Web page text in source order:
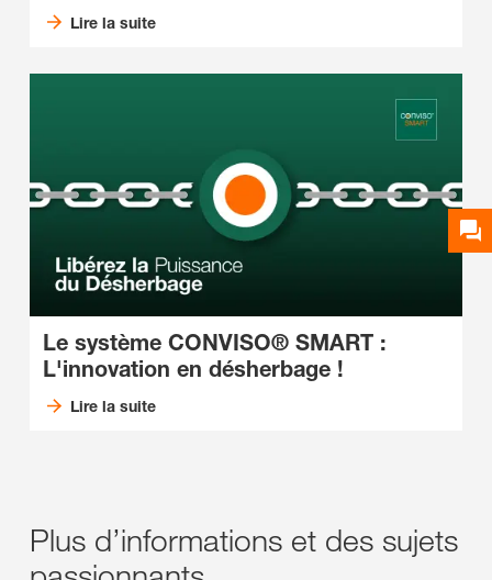
Lire la suite
Le système CONVISO® SMART :
L'innovation en désherbage !
Lire la suite
Plus d’informations et des sujets